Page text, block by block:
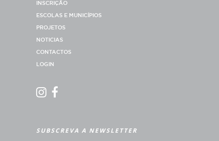
INSCRIÇÃO
ESCOLAS E MUNICÍPIOS
PROJETOS
NOTICIAS
CONTACTOS
LOGIN
SUBSCREVA A NEWSLETTER